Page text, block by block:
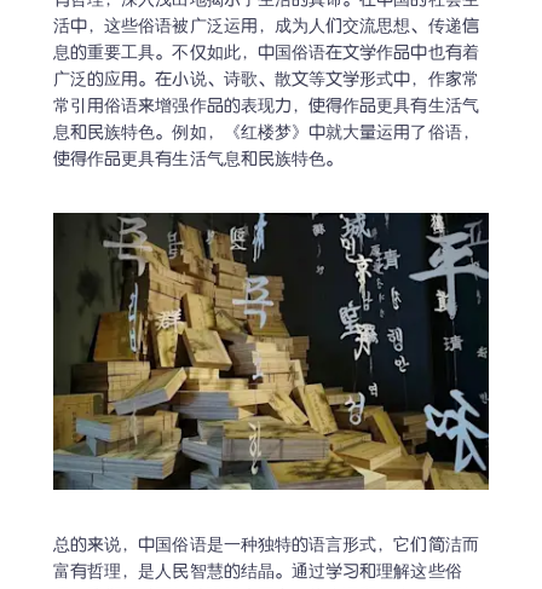
活中，这些俗语被广泛运用，成为人们交流思想、传递信
息的重要工具。不仅如此，中国俗语在文学作品中也有着
广泛的应用。在小说、诗歌、散文等文学形式中，作家常
常引用俗语来增强作品的表现力，使得作品更具有生活气
息和民族特色。例如，《红楼梦》中就大量运用了俗语，
使得作品更具有生活气息和民族特色。
总的来说，中国俗语是一种独特的语言形式，它们简洁而
富有哲理，是人民智慧的结晶。通过学习和理解这些俗